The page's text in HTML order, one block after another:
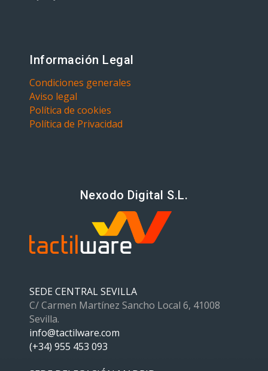
Información Legal
Condiciones generales
Aviso legal
Política de cookies
Política de Privacidad
Nexodo Digital S.L.
SEDE CENTRAL SEVILLA
C/ Carmen Martínez Sancho Local 6, 41008
Sevilla.
info@tactilware.com
(+34) 955 453 093